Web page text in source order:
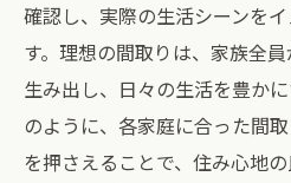
確認し、実際の生活シーンを
す。理想の間取りは、家族全
生み出し、日々の生活を豊か
のように、各家庭に合った間
を押さえることで、住み心地